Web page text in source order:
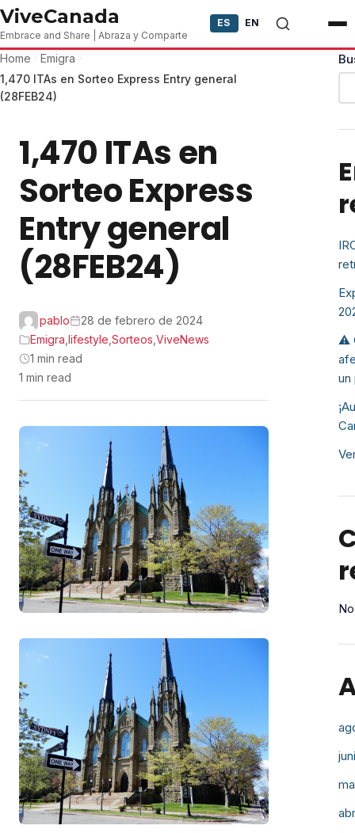
Skip to content
ViveCanada
Embrace and Share | Abraza y Comparte
ES EN
Home
Emigra
1,470 ITAs en Sorteo Express Entry general
(28FEB24)
1,470 ITAs en
Sorteo Express
Entry general
(28FEB24)
pablo
28 de febrero de 2024
Emigra lifestyle Sorteos ViveNews
1 min read
1 min read
⚠️
un